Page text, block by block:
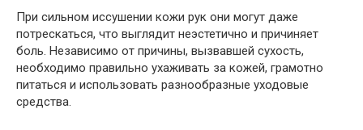
При сильном иссушении кожи рук они могут даже
потрескаться, что выглядит неэстетично и причиняет
боль. Независимо от причины, вызвавшей сухость,
необходимо правильно ухаживать за кожей, грамотно
питаться и использовать разнообразные уходовые
средства.